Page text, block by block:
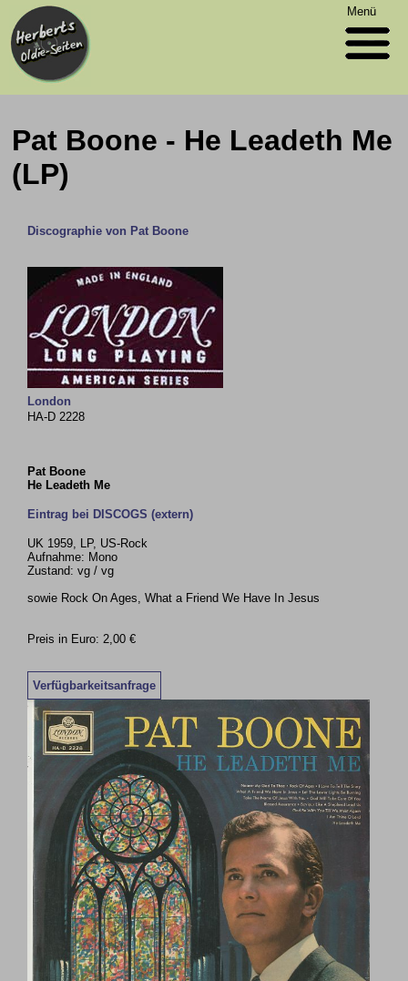
Menü
Pat Boone - He Leadeth Me
(LP)
Discographie von Pat Boone
London
HA-D 2228
Pat Boone
He Leadeth Me
Eintrag bei DISCOGS (extern)
UK 1959, LP, US-Rock
Aufnahme: Mono
Zustand: vg / vg
sowie Rock On Ages, What a Friend We Have In Jesus
Preis in Euro: 2,00 €
Verfügbarkeitsanfrage